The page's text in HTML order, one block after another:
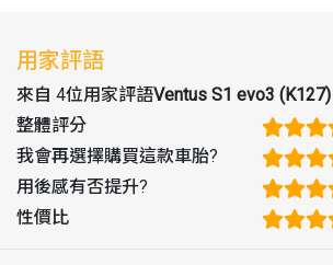
用家評語
來自 4位用家評語Ventus S1 evo3 (K127)
整體評分
我會再選擇購買這款車胎?
用後感有否提升?
性價比